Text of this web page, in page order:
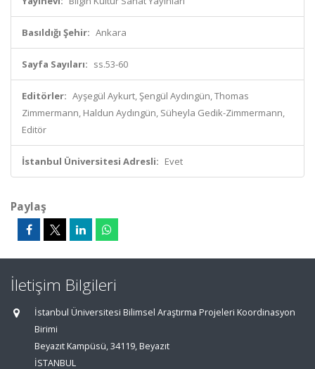
Basıldığı Şehir: Ankara
Sayfa Sayıları: ss.53-60
Editörler: Ayşegül Aykurt, Şengül Aydıngün, Thomas
Zimmermann, Haldun Aydıngün, Süheyla Gedik-Zimmermann,
Editör
İstanbul Üniversitesi Adresli: Evet
Paylaş
İletişim Bilgileri
İstanbul Üniversitesi Bilimsel Araştırma Projeleri Koordinasyon
Birimi
Beyazıt Kampüsü, 34119, Beyazıt
İSTANBUL